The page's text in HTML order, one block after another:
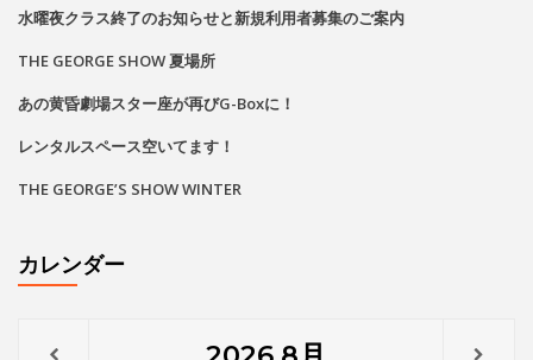
水曜夜クラス終了のお知らせと新規利用者募集のご案内
THE GEORGE SHOW 夏場所
あの黄昏劇場スター座が再びG-Boxに！
レンタルスペース空いてます！
THE GEORGE’S SHOW WINTER
カレンダー